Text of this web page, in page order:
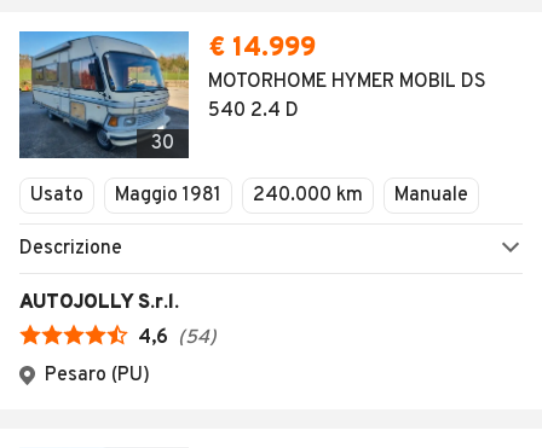
30
€ 14.999
MOTORHOME HYMER MOBIL DS
540 2.4 D
Usato Maggio 1981 240.000 km Manuale
Descrizione
AUTOJOLLY S.r.l.
4,6 (54)
Pesaro (PU)